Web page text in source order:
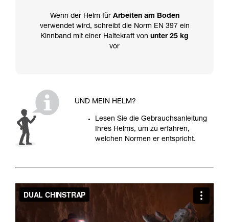
Wenn der Helm für Arbeiten am Boden
verwendet wird, schreibt die Norm EN 397 ein
Kinnband mit einer Haltekraft von unter 25 kg
vor
UND MEIN HELM?
Lesen Sie die Gebrauchsanleitung
Ihres Helms, um zu erfahren,
welchen Normen er entspricht.